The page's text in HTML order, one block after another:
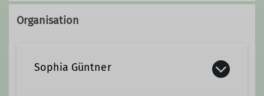
Organisation
Sophia Güntner